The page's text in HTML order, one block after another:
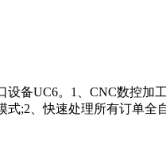
备UC6。1、CNC数控
;2、快速处理所有订单全